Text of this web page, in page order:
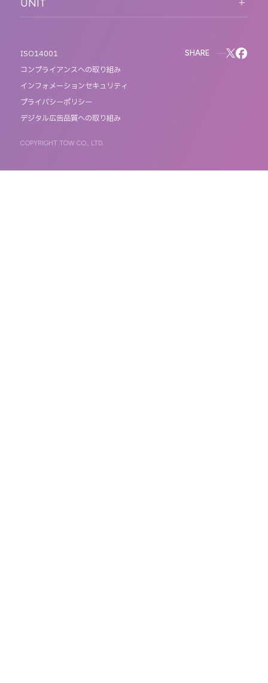
MOTTO
BLUES MOBILE
UNIT
ISO14001
コンプライアンスへの取り組み
インフォメーションセキュリティ
プライバシーポリシー
デジタル広告品質への取り組み
COPYRIGHT TOW CO., LTD.
SHARE